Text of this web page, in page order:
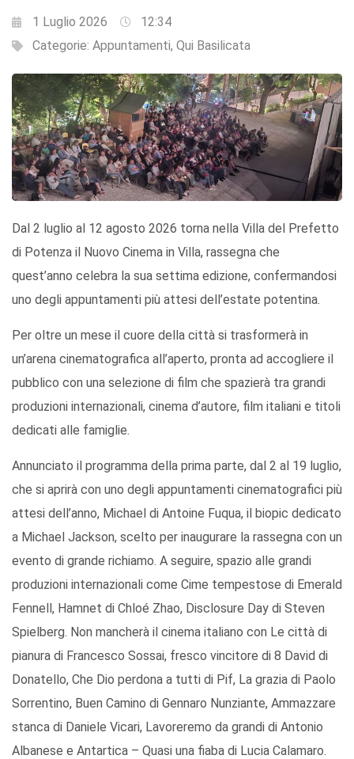
1 Luglio 2026
12:34
Categorie: Appuntamenti, Qui Basilicata
Dal 2 luglio al 12 agosto 2026 torna nella Villa del Prefetto
di Potenza il Nuovo Cinema in Villa, rassegna che
quest’anno celebra la sua settima edizione, confermandosi
uno degli appuntamenti più attesi dell’estate potentina.
Per oltre un mese il cuore della città si trasformerà in
un’arena cinematografica all’aperto, pronta ad accogliere il
pubblico con una selezione di film che spazierà tra grandi
produzioni internazionali, cinema d’autore, film italiani e titoli
dedicati alle famiglie.
Annunciato il programma della prima parte, dal 2 al 19 luglio,
che si aprirà con uno degli appuntamenti cinematografici più
attesi dell’anno, Michael di Antoine Fuqua, il biopic dedicato
a Michael Jackson, scelto per inaugurare la rassegna con un
evento di grande richiamo. A seguire, spazio alle grandi
produzioni internazionali come Cime tempestose di Emerald
Fennell, Hamnet di Chloé Zhao, Disclosure Day di Steven
Spielberg. Non mancherà il cinema italiano con Le città di
pianura di Francesco Sossai, fresco vincitore di 8 David di
Donatello, Che Dio perdona a tutti di Pif, La grazia di Paolo
Sorrentino, Buen Camino di Gennaro Nunziante, Ammazzare
stanca di Daniele Vicari, Lavoreremo da grandi di Antonio
Albanese e Antartica – Quasi una fiaba di Lucia Calamaro.